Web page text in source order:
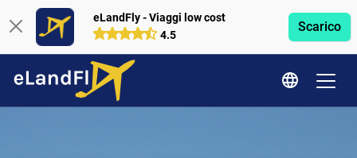
eLandFly - Viaggi low cost
4.5
Scarico